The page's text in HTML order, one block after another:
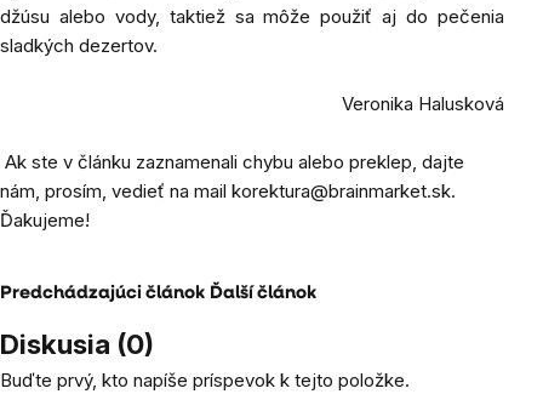
džúsu alebo vody, taktiež sa môže použiť aj do pečenia
sladkých dezertov.
Veronika Halusková
Ak ste v článku zaznamenali chybu alebo preklep, dajte
nám, prosím, vedieť na mail korektura@brainmarket.sk.
Ďakujeme!
Predchádzajúci článok Ďalší článok
Diskusia (0)
Buďte prvý, kto napíše príspevok k tejto položke.